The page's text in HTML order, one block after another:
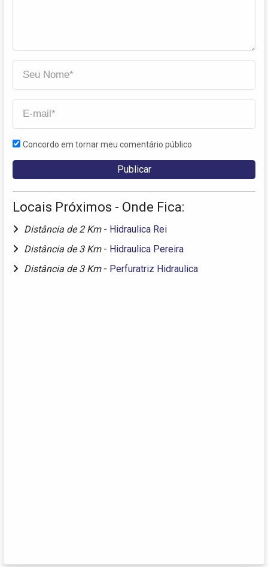
Concordo em tornar meu comentário público
Locais Próximos - Onde Fica:
Distância de 2 Km - Hidraulica Rei
Distância de 3 Km - Hidraulica Pereira
Distância de 3 Km - Perfuratriz Hidraulica